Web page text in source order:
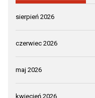
sierpień 2026
czerwiec 2026
maj 2026
kwiecień 2026